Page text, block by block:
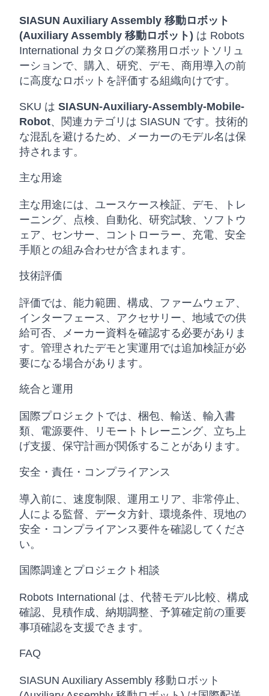
SIASUN Auxiliary Assembly 移動ロボット
(Auxiliary Assembly 移動ロボット) は Robots
International カタログの業務用ロボットソリュ
ーションで、購入、研究、デモ、商用導入の前
に高度なロボットを評価する組織向けです。
SKU は SIASUN-Auxiliary-Assembly-Mobile-
Robot、関連カテゴリは SIASUN です。技術的
な混乱を避けるため、メーカーのモデル名は保
持されます。
主な用途
主な用途には、ユースケース検証、デモ、トレ
ーニング、点検、自動化、研究試験、ソフトウ
ェア、センサー、コントローラー、充電、安全
手順との組み合わせが含まれます。
技術評価
評価では、能力範囲、構成、ファームウェア、
インターフェース、アクセサリー、地域での供
給可否、メーカー資料を確認する必要がありま
す。管理されたデモと実運用では追加検証が必
要になる場合があります。
統合と運用
国際プロジェクトでは、梱包、輸送、輸入書
類、電源要件、リモートトレーニング、立ち上
げ支援、保守計画が関係することがあります。
安全・責任・コンプライアンス
導入前に、速度制限、運用エリア、非常停止、
人による監督、データ方針、環境条件、現地の
安全・コンプライアンス要件を確認してくださ
い。
国際調達とプロジェクト相談
Robots International は、代替モデル比較、構成
確認、見積作成、納期調整、予算確定前の重要
事項確認を支援できます。
FAQ
SIASUN Auxiliary Assembly 移動ロボット